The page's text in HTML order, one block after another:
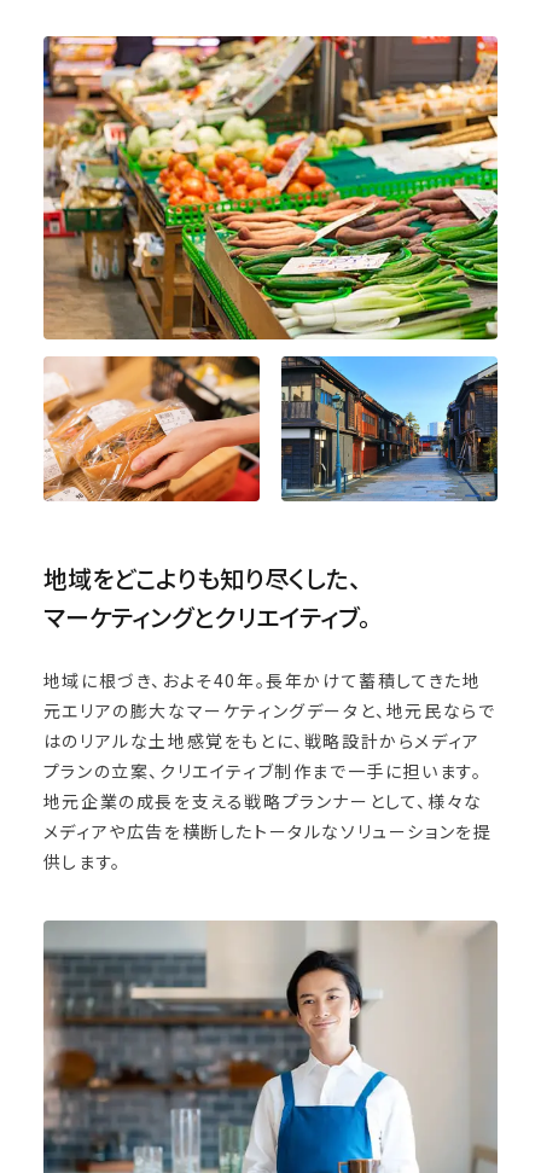
地域をどこよりも知り尽くした、
マーケティングとクリエイティブ。
地域に根づき、およそ40年。長年かけて蓄積してきた地
元エリアの膨大なマーケティングデータと、地元民ならで
はのリアルな土地感覚をもとに、戦略設計からメディア
プランの立案、クリエイティブ制作まで一手に担います。
地元企業の成長を支える戦略プランナーとして、様々な
メディアや広告を横断したトータルなソリューションを提
供します。